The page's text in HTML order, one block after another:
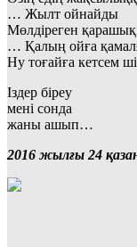
… Жылт ойнайды
Мөлдіреген
… Қалың ойға
Ну тоғайға кетсем
Іздер біреу
мені сонда
жаны ашып…
2016 жылғы 24